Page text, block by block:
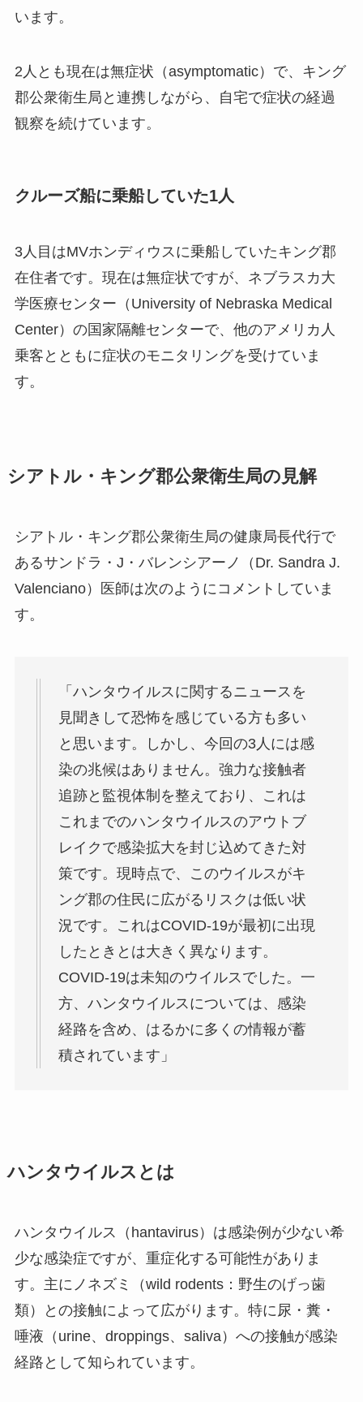
います。
2人とも現在は無症状（asymptomatic）で、キング
郡公衆衛生局と連携しながら、自宅で症状の経過
観察を続けています。
クルーズ船に乗船していた1人
3人目はMVホンディウスに乗船していたキング郡
在住者です。現在は無症状ですが、ネブラスカ大
学医療センター（University of Nebraska Medical
Center）の国家隔離センターで、他のアメリカ人
乗客とともに症状のモニタリングを受けていま
す。
シアトル・キング郡公衆衛生局の見解
シアトル・キング郡公衆衛生局の健康局長代行で
あるサンドラ・J・バレンシアーノ（Dr. Sandra J.
Valenciano）医師は次のようにコメントしていま
す。
「ハンタウイルスに関するニュースを
見聞きして恐怖を感じている方も多い
と思います。しかし、今回の3人には感
染の兆候はありません。強力な接触者
追跡と監視体制を整えており、これは
これまでのハンタウイルスのアウトブ
レイクで感染拡大を封じ込めてきた対
策です。現時点で、このウイルスがキ
ング郡の住民に広がるリスクは低い状
況です。これはCOVID-19が最初に出現
したときとは大きく異なります。
COVID-19は未知のウイルスでした。一
方、ハンタウイルスについては、感染
経路を含め、はるかに多くの情報が蓄
積されています」
ハンタウイルスとは
ハンタウイルス（hantavirus）は感染例が少ない希
少な感染症ですが、重症化する可能性がありま
す。主にノネズミ（wild rodents：野生のげっ歯
類）との接触によって広がります。特に尿・糞・
唾液（urine、droppings、saliva）への接触が感染
経路として知られています。